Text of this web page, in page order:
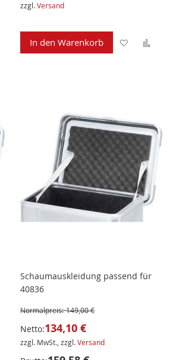
zzgl.Versand
In den Warenkorb
Zur
Schaumauskleidung passend für
40836
Normalpreis: 149,00 €
Netto:134,10 €
zzgl. MwSt., zzgl.Versand